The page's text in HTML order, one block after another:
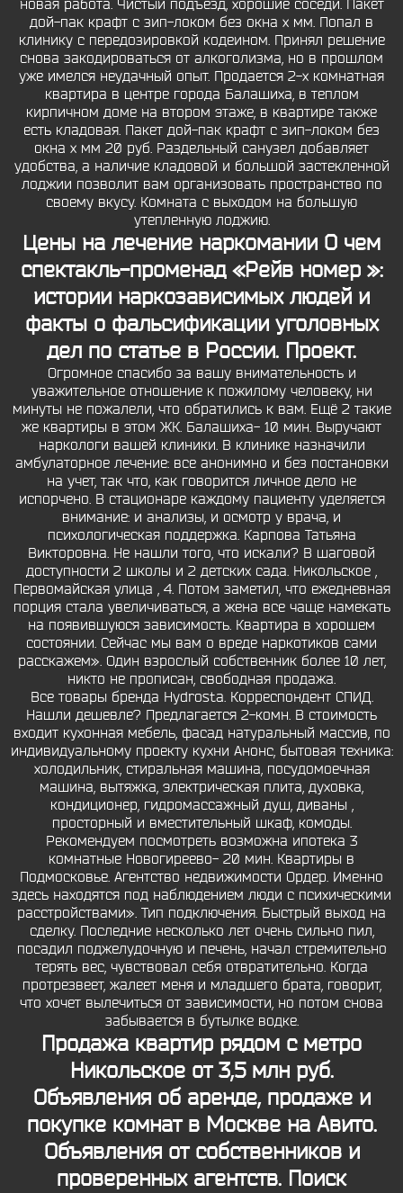
новая работа. Чистый подъезд, хорошие соседи. Пакет
дой-пак крафт с зип-локом без окна х мм. Попал в
клинику с передозировкой кодеином. Принял решение
снова закодироваться от алкоголизма, но в прошлом
уже имелся неудачный опыт. Продается 2-х комнатная
квартира в центре города Балашиха, в теплом
кирпичном доме на втором этаже, в квартире также
есть кладовая. Пакет дой-пак крафт с зип-локом без
окна х мм 20 руб. Раздельный санузел добавляет
удобства, а наличие кладовой и большой застекленной
лоджии позволит вам организовать пространство по
своему вкусу. Комната с выходом на большую
утепленную лоджию.
Цены на лечение наркомании О чем
спектакль-променад «Рейв номер »:
истории наркозависимых людей и
факты о фальсификации уголовных
дел по статье в России. Проект.
Огромное спасибо за вашу внимательность и
уважительное отношение к пожилому человеку, ни
минуты не пожалели, что обратились к вам. Ещё 2 такие
же квартиры в этом ЖК. Балашиха- 10 мин. Выручают
наркологи вашей клиники. В клинике назначили
амбулаторное лечение: все анонимно и без постановки
на учет, так что, как говорится личное дело не
испорчено. В стационаре каждому пациенту уделяется
внимание: и анализы, и осмотр у врача, и
психологическая поддержка. Карпова Татьяна
Викторовна. Не нашли того, что искали? В шаговой
доступности 2 школы и 2 детских сада. Никольское ,
Первомайская улица , 4. Потом заметил, что ежедневная
порция стала увеличиваться, а жена все чаще намекать
на появившуюся зависимость. Квартира в хорошем
состоянии. Сейчас мы вам о вреде наркотиков сами
расскажем». Один взрослый собственник более 10 лет,
никто не прописан, свободная продажа.
Все товары бренда Hydrosta. Корреспондент СПИД.
Нашли дешевле? Предлагается 2-комн. В стоимость
входит кухонная мебель, фасад натуральный массив, по
индивидуальному проекту кухни Анонс, бытовая техника:
холодильник, стиральная машина, посудомоечная
машина, вытяжка, электрическая плита, духовка,
кондиционер, гидромассажный душ, диваны ,
просторный и вместительный шкаф, комоды.
Рекомендуем посмотреть возможна ипотека 3
комнатные Новогиреево- 20 мин. Квартиры в
Подмосковье. Агентство недвижимости Ордер. Именно
здесь находятся под наблюдением люди с психическими
расстройствами». Тип подключения. Быстрый выход на
сделку. Последние несколько лет очень сильно пил,
посадил поджелудочную и печень, начал стремительно
терять вес, чувствовал себя отвратительно. Когда
протрезвеет, жалеет меня и младшего брата, говорит,
что хочет вылечиться от зависимости, но потом снова
забывается в бутылке водке.
Продажа квартир рядом с метро
Никольское от 3,5 млн руб.
Объявления об аренде, продаже и
покупке комнат в Москве на Авито.
Объявления от собственников и
проверенных агентств. Поиск